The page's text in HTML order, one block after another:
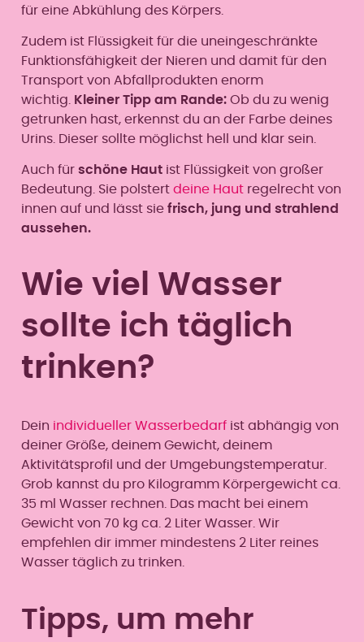
für eine Abkühlung des Körpers.
Zudem ist Flüssigkeit für die uneingeschränkte
Funktionsfähigkeit der Nieren und damit für den
Transport von Abfallprodukten enorm
wichtig.
Kleiner Tipp am Rande: Ob du zu wenig
getrunken hast, erkennst du an der Farbe deines
Urins. Dieser sollte möglichst hell und klar sein.
Auch für schöne Haut ist Flüssigkeit von großer
Bedeutung. Sie polstert deine Haut regelrecht von
innen auf und lässt sie frisch, jung und strahlend
aussehen.
Wie viel Wasser
sollte ich täglich
trinken?
Dein individueller Wasserbedarfist abhängig von
deiner Größe, deinem Gewicht, deinem
Aktivitätsprofil und der Umgebungstemperatur.
Grob kannst du pro Kilogramm Körpergewicht ca.
35 ml Wasser rechnen. Das macht bei einem
Gewicht von 70 kg ca. 2 Liter Wasser. Wir
empfehlen dir immer mindestens 2 Liter reines
Wasser täglich zu trinken.
Tipps, um mehr